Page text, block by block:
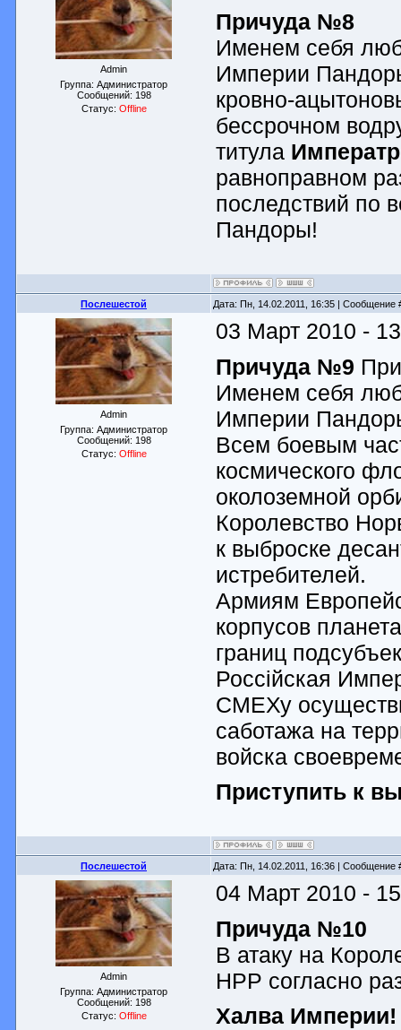
Admin
Группа: Администратор
Сообщений: 198
Статус: Offline
Причуда №8
Именем себя
Империи
кровно-
бессрочном
титула
равноправном
последствий по
Пандоры!
Послешестой Дата: Пн, 14.02.2011, 16:35 | Сообщение
Admin
Группа: Администратор
Сообщений: 198
Статус: Offline
03 Март 2010 -
Причуда №9
Именем себя
Империи
Всем боевым
космического
околоземной
Королевство
к выброске
истребителей.
Армиям
корпусов
границ
Россiйская
СМЕХу
саботажа на
войска
Приступить к
Послешестой Дата: Пн, 14.02.2011, 16:36 | Сообщение
Admin
Группа: Администратор
Сообщений: 198
Статус: Offline
04 Март 2010 -
Причуда №10
В атаку на
НРР согласно
Халва Империи!